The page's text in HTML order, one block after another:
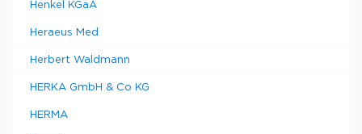
Henkel KGaA
Heraeus Med
Herbert Waldmann
HERKA GmbH & Co KG
HERMA